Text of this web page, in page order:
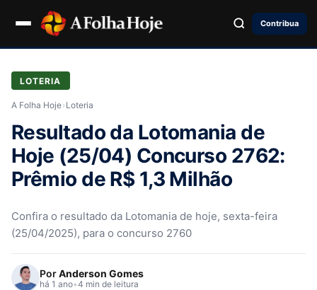
Contribua
LOTERIA
A Folha Hoje› Loteria
Resultado da Lotomania de
Hoje (25/04) Concurso 2762:
Prêmio de R$ 1,3 Milhão
Confira o resultado da Lotomania de hoje, sexta-feira
(25/04/2025), para o concurso 2760
PorAnderson Gomes
há 1 ano•4 min de leitura